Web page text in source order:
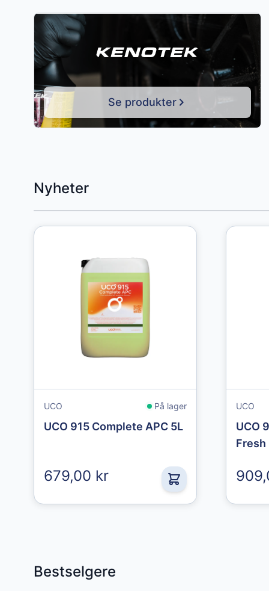
Se produkter
Press to skip carousel
Nyheter
UCO På lager
UCO 915 Complete APC 5L
679,00 kr
UCO
UCO
Fresh
Press to skip carousel
Bestselgere